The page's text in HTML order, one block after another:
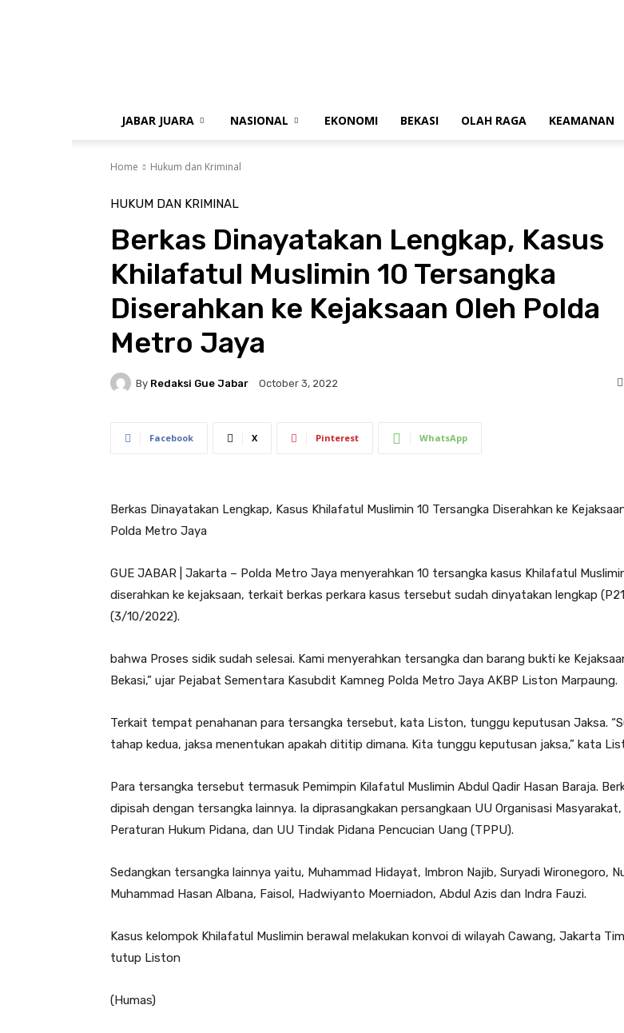
JABAR JUARA NASIONAL EKONOMI BEKASI OLAH RAGA KEAMANAN
Home Hukum dan Kriminal
HUKUM DAN KRIMINAL
Berkas Dinayatakan Lengkap, Kasus
Khilafatul Muslimin 10 Tersangka
Diserahkan ke Kejaksaan Oleh Polda
Metro Jaya
By Redaksi Gue Jabar October 3, 2022
Facebook X Pinterest WhatsApp
Berkas Dinayatakan Lengkap, Kasus Khilafatul Muslimin 10 Tersangka Diserahkan ke
Polda Metro Jaya
GUE JABAR | Jakarta – Polda Metro Jaya menyerahkan 10 tersangka kasus Khilafatul
diserahkan ke kejaksaan, terkait berkas perkara kasus tersebut sudah dinyatakan lengkap
(3/10/2022).
bahwa Proses sidik sudah selesai. Kami menyerahkan tersangka dan barang bukti ke
Bekasi,” ujar Pejabat Sementara Kasubdit Kamneg Polda Metro Jaya AKBP Liston Marpaung.
Terkait tempat penahanan para tersangka tersebut, kata Liston, tunggu keputusan Jaksa.
tahap kedua, jaksa menentukan apakah dititip dimana. Kita tunggu keputusan jaksa,” kata
Para tersangka tersebut termasuk Pemimpin Kilafatul Muslimin Abdul Qadir Hasan Baraja.
dipisah dengan tersangka lainnya. Ia diprasangkakan persangkaan UU Organisasi
Peraturan Hukum Pidana, dan UU Tindak Pidana Pencucian Uang (TPPU).
Sedangkan tersangka lainnya yaitu, Muhammad Hidayat, Imbron Najib, Suryadi Wironegoro,
Muhammad Hasan Albana, Faisol, Hadwiyanto Moerniadon, Abdul Azis dan Indra Fauzi.
Kasus kelompok Khilafatul Muslimin berawal melakukan konvoi di wilayah Cawang, Jakarta
tutup Liston
(Humas)